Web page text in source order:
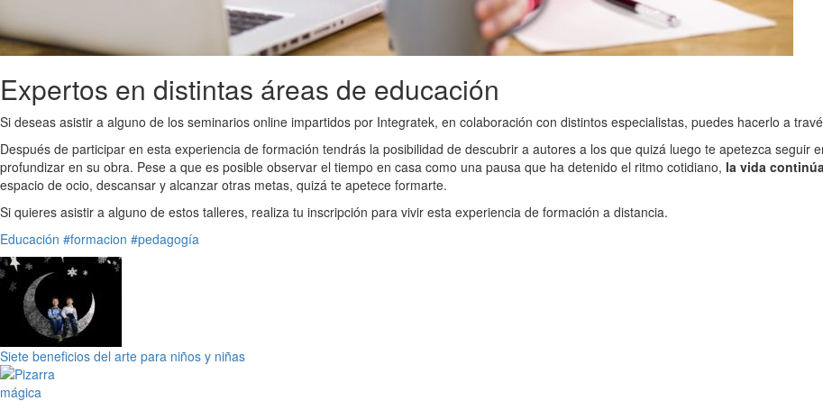
Expertos en distintas áreas de educación
Si deseas asistir a alguno de los seminarios online impartidos por Integratek, en colaboración con distintos especialistas, puedes hacerlo a
Después de participar en esta experiencia de formación tendrás la posibilidad de descubrir a autores a los que quizá luego te apetezca
profundizar en su obra. Pese a que es posible observar el tiempo en casa como una pausa que ha detenido el ritmo cotidiano, la vida
espacio de ocio, descansar y alcanzar otras metas, quizá te apetece formarte.
Si quieres asistir a alguno de estos talleres, realiza tu inscripción para vivir esta experiencia de formación a distancia.
Educación #formacion #pedagogía
Siete beneficios del arte para niños y niñas